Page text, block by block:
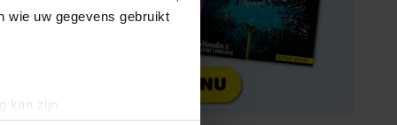
wie uw gegevens gebruikt
kan zijn